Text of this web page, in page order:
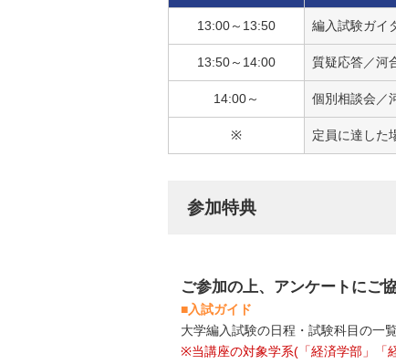
13:00～13:50 編入試験ガイ
13:50～14:00 質疑応答／河
14:00～ 個別相談会／
※ 定員に達した
参加特典
ご参加の上、アンケートにご
■入試ガイド
大学編入試験の日程・試験科目の一
※当講座の対象学系(「経済学部」「